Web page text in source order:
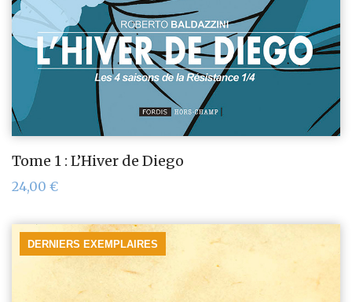
Tome 1 : L’Hiver de Diego
24,00 €
DERNIERS EXEMPLAIRES